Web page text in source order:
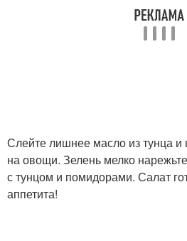
Слейте лишнее масло из тунца и
на овощи. Зелень мелко
с тунцом и помидорами. Салат
аппетита!